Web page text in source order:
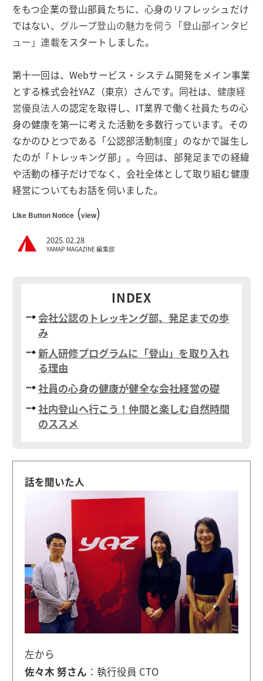
をもつ企業の登山部員たちに、心身のリフレッシュだけ
ではない、 グループ登山の魅力を伺う「登山部インタビ
ュー」連載をスタートしました。
第十一回は、Webサービス・システム開発をメイン事業
とする株式会社YAZ（東京）さんです。同社は、 健康経
営優良法人の認定を取得し、IT業界で働く社員たちの心
身の健康を第一に考えた活動を多数行っています。その
なかのひとつである「公認部活動制度」のなかで誕生し
たのが「トレッキング部」。今回は、部発足までの経緯
や活動の様子だけでなく、会社全体として取り組む健康
経営についてもお話を伺いました。
Like Button Notice(view)
2025.02.28
YAMAP MAGAZINE 編集部
INDEX
会社公認のトレッキング部、発足までの歩
み
新人研修プログラムに「登山」を取り入れ
る理由
社員の心身の健康が健全な会社経営の礎
社内登山へ行こう！仲間と楽しむ自然時間
のススメ
話を聞いた人
左から
佐々木 努さん ：執行役員 CTO